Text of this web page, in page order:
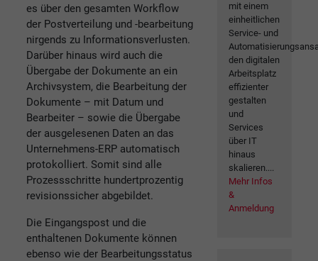
es über den gesamten Workflow
der Postverteilung und -bearbeitung
nirgends zu Informationsverlusten.
Darüber hinaus wird auch die
Übergabe der Dokumente an ein
Archivsystem, die Bearbeitung der
Dokumente – mit Datum und
Bearbeiter – sowie die Übergabe
der ausgelesenen Daten an das
Unternehmens-ERP automatisch
protokolliert. Somit sind alle
Prozessschritte hundertprozentig
revisionssicher abgebildet.
Die Eingangspost und die
enthaltenen Dokumente können
ebenso wie der Bearbeitungsstatus
mit einem
einheitlichen
Service- und
den digitalen
Arbeitsplatz
effizienter
gestalten
und
Services
über IT
hinaus
skalieren....
Mehr Infos
&
Anmeldung